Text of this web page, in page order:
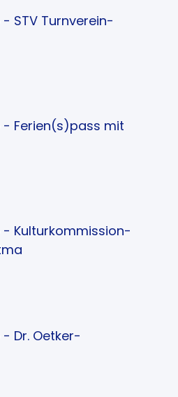
STV Turnverein-
Ferien(s)pass mit
Kulturkommission-
Dr. Oetker-